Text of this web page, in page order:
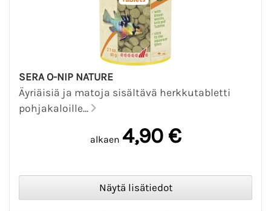
SERA O-NIP NATURE
Äyriäisiä ja matoja sisältävä herkkutabletti
pohjakaloille...
alkaen 4,90 €